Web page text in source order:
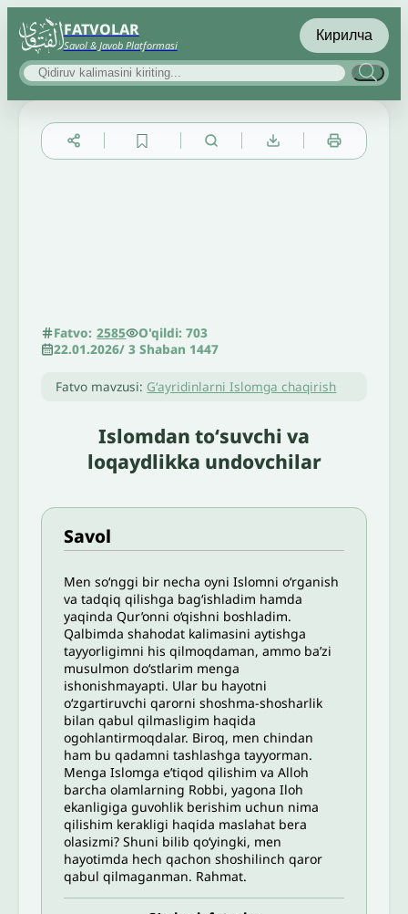
FATVOLAR
Savol & Javob Platformasi
Кирилча
Fatvo: 2585
O'qildi: 703
22.01.2026/3 Shaban 1447
Fatvo mavzusi: Gʻayridinlarni Islomga chaqirish
Islomdan toʻsuvchi va
loqaydlikka undovchilar
Savol
Men so‘nggi bir necha oyni Islomni o‘rganish
va tadqiq qilishga bag‘ishladim hamda
yaqinda Qur’onni o‘qishni boshladim.
Qalbimda shahodat kalimasini aytishga
tayyorligimni his qilmoqdaman, ammo ba’zi
musulmon do‘stlarim menga
ishonishmayapti. Ular bu hayotni
o‘zgartiruvchi qarorni shoshma-shosharlik
bilan qabul qilmasligim haqida
ogohlantirmoqdalar. Biroq, men chindan
ham bu qadamni tashlashga tayyorman.
Menga Islomga e’tiqod qilishim va Alloh
barcha olamlarning Robbi, yagona Iloh
ekanligiga guvohlik berishim uchun nima
qilishim kerakligi haqida maslahat bera
olasizmi? Shuni bilib qo‘yingki, men
hayotimda hech qachon shoshilinch qaror
qabul qilmaganman. Rahmat.